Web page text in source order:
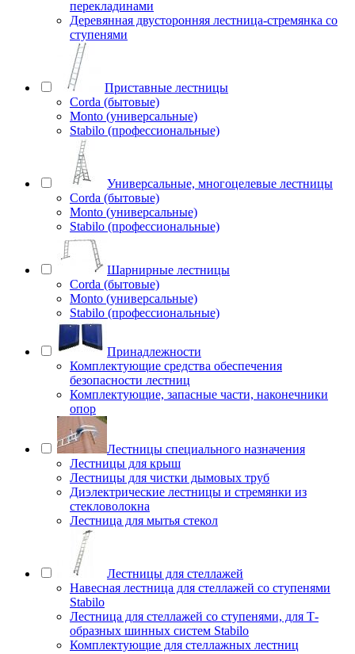
перекладинами
Деревянная двусторонняя лестница-стремянка со
ступенями
Приставные лестницы
Corda (бытовые)
Monto (универсальные)
Stabilo (профессиональные)
Универсальные, многоцелевые лестницы
Corda (бытовые)
Monto (универсальные)
Stabilo (профессиональные)
Шарнирные лестницы
Corda (бытовые)
Monto (универсальные)
Stabilo (профессиональные)
Принадлежности
Комплектующие средства обеспечения
безопасности лестниц
Комплектующие, запасные части, наконечники
опор
Лестницы специального назначения
Лестницы для крыш
Лестницы для чистки дымовых труб
Диэлектрические лестницы и стремянки из
стекловолокна
Лестница для мытья стекол
Лестницы для стеллажей
Навесная лестница для стеллажей со ступенями
Stabilo
Лестница для стеллажей со ступенями, для Т-
образных шинных систем Stabilo
Комплектующие для стеллажных лестниц